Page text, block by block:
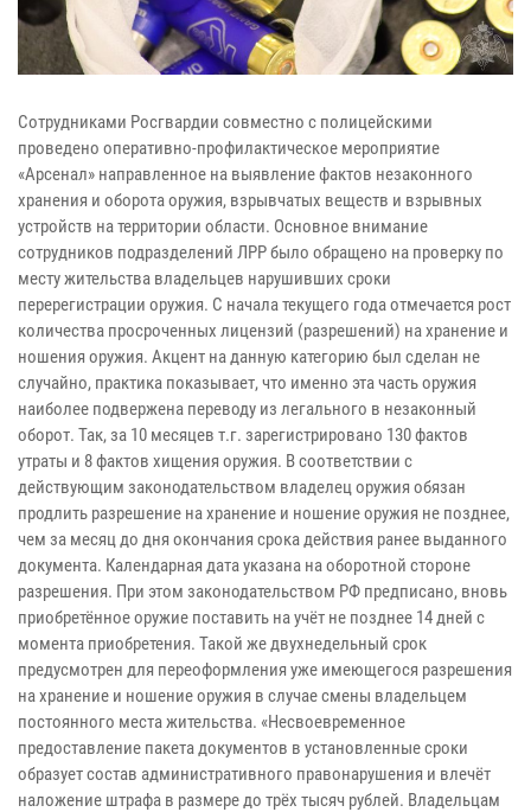
Сотрудниками Росгвардии совместно с полицейскими
проведено оперативно-профилактическое мероприятие
«Арсенал» направленное на выявление фактов незаконного
хранения и оборота оружия, взрывчатых веществ и взрывных
устройств на территории области. Основное внимание
сотрудников подразделений ЛРР было обращено на проверку по
месту жительства владельцев нарушивших сроки
перерегистрации оружия. С начала текущего года отмечается рост
количества просроченных лицензий (разрешений) на хранение и
ношения оружия. Акцент на данную категорию был сделан не
случайно, практика показывает, что именно эта часть оружия
наиболее подвержена переводу из легального в незаконный
оборот. Так, за 10 месяцев т.г. зарегистрировано 130 фактов
утраты и 8 фактов хищения оружия. В соответствии с
действующим законодательством владелец оружия обязан
продлить разрешение на хранение и ношение оружия не позднее,
чем за месяц до дня окончания срока действия ранее выданного
документа. Календарная дата указана на оборотной стороне
разрешения. При этом законодательством РФ предписано, вновь
приобретённое оружие поставить на учёт не позднее 14 дней с
момента приобретения. Такой же двухнедельный срок
предусмотрен для переоформления уже имеющегося разрешения
на хранение и ношение оружия в случае смены владельцем
постоянного места жительства. «Несвоевременное
предоставление пакета документов в установленные сроки
образует состав административного правонарушения и влечёт
наложение штрафа в размере до трёх тысяч рублей. Владельцам